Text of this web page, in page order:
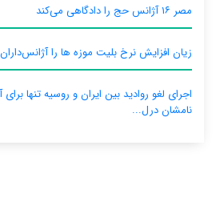
مصر ۱۶ آژانس حج را دادگاهی می‌کند
زیان افزایش نرخ بلیت موزه ها را
اجرای لغو روادید بین ایران و روسیه تنها
نامشان درل...